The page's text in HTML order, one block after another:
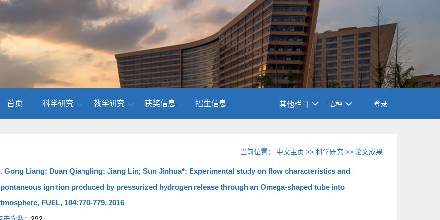
首页 科学研究 教学研究 获奖信息 招生信息 其他栏目 语种 登录
当前位置： 中文主页 >>科学研究 >>论文成果
Gong Liang; Duan Qiangling; Jiang Lin; Sun Jinhua*; Experimental study on flow characteristics and
ignition produced by pressurized hydrogen release through an Omega-shaped tube into
FUEL, 184:770-779, 2016